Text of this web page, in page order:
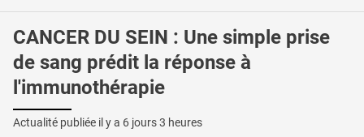
CANCER DU SEIN : Une simple prise
de sang prédit la réponse à
l'immunothérapie
Actualité publiée il y a 6 jours 3 heures